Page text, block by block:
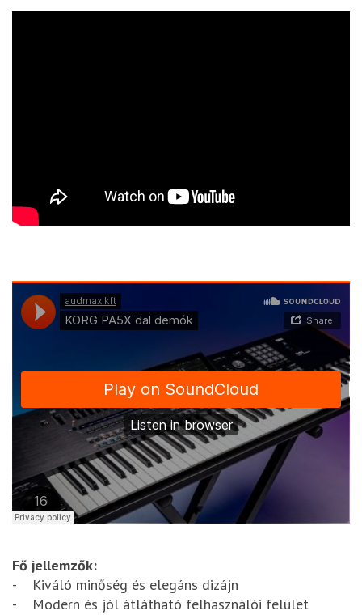
Fő jellemzők:
- Kiváló minőség és elegáns dizájn
- Modern és jól átlátható felhasználói felület